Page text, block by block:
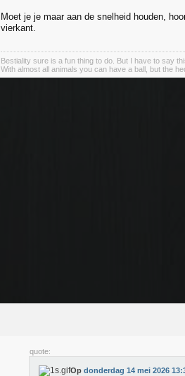
Moet je je maar aan de snelheid houden,
vierkant.
Bestiality sure is a fun thing to do. But I have to say
With almost all animals you can have a ball, but the
quote:
Op donderdag 14 mei 2026